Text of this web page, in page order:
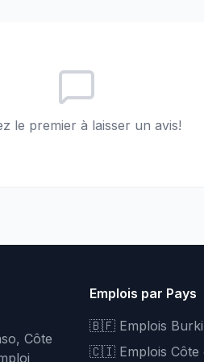
le premier à laisser un avis!
Côte
Emplois par Pays
🇧🇫 Emplois
🇨🇮 Emplois Côte